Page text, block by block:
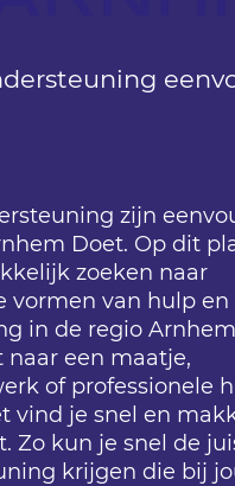
zijn
Doet. Op dit
zoeken naar
vormen van hulp en
in de regio
naar een maatje,
of professionele
vind je snel en
Zo kun je snel de
krijgen die bij